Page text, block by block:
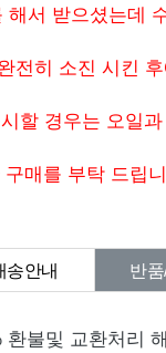
서 받으셨는데
히 소진 시킨 후
할 경우는 오일
매를 부탁 드립
송안내 반
불및 교환처리